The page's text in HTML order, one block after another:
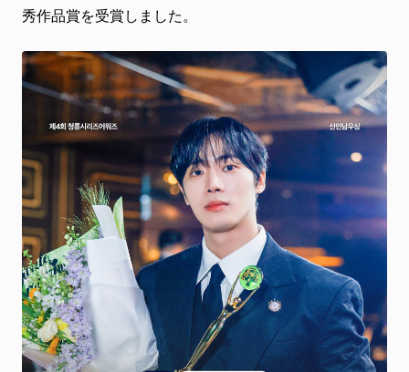
MEMBERSHIP
FANCLUB
ファンクラブ
FCニュース
ビデオ
GALLERY
ギャラリー
CONTACT
お問い合わせ
秀作品賞を受賞しました。